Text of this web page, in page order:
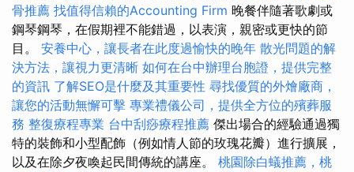
骨推薦 找值得信賴的Accounting Firm 晚餐伴隨著歌劇或
鋼琴鋼琴，在假期裡不能錯過，以表演，親密或更快的節
目。 安養中心，讓長者在此度過愉快的晚年 散光問題的解
決方法，讓視力更清晰 如何在台中辦理台胞證，提供完整
的資訊 了解SEO是什麼及其重要性 尋找優質的外燴廠商，
讓您的活動無懈可擊 專業禮儀公司，提供全方位的殯葬服
務 整復療程專業 台中刮痧療程推薦 傑出場合的經驗通過獨
特的裝飾和小型配飾（例如情人節的玫瑰花瓣）進行擴展，
以及在除夕夜喚起民間傳統的講座。 桃園除白蟻推薦，桃